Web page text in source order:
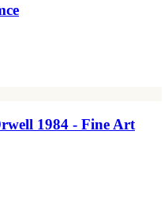
1984 - Fine Art